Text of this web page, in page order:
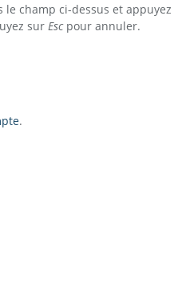
le champ ci-dessus et appuyez
sur Escpour annuler.
.